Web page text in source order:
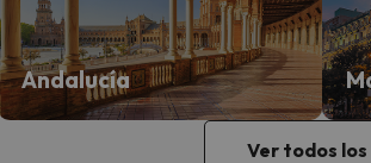
Andalucía
Ver todos